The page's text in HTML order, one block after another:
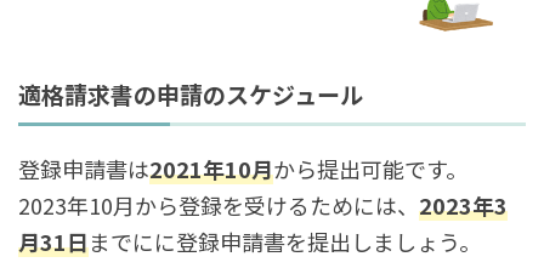
適格請求書の申請のスケジュール
登録申請書は2021年10月から提出可能です。
2023年10月から登録を受けるためには、 2023年3
月31日までにに登録申請書を提出しましょう。